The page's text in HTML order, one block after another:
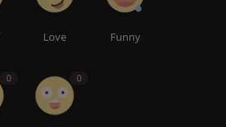
Love Funny
0 0